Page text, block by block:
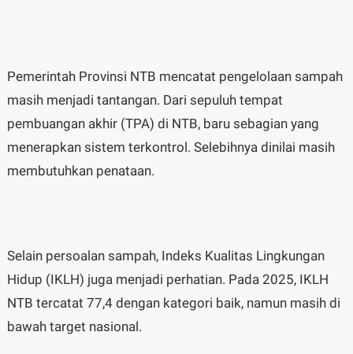
Pemerintah Provinsi NTB mencatat pengelolaan sampah
masih menjadi tantangan. Dari sepuluh tempat
pembuangan akhir (TPA) di NTB, baru sebagian yang
menerapkan sistem terkontrol. Selebihnya dinilai masih
membutuhkan penataan.
Selain persoalan sampah, Indeks Kualitas Lingkungan
Hidup (IKLH) juga menjadi perhatian. Pada 2025, IKLH
NTB tercatat 77,4 dengan kategori baik, namun masih di
bawah target nasional.